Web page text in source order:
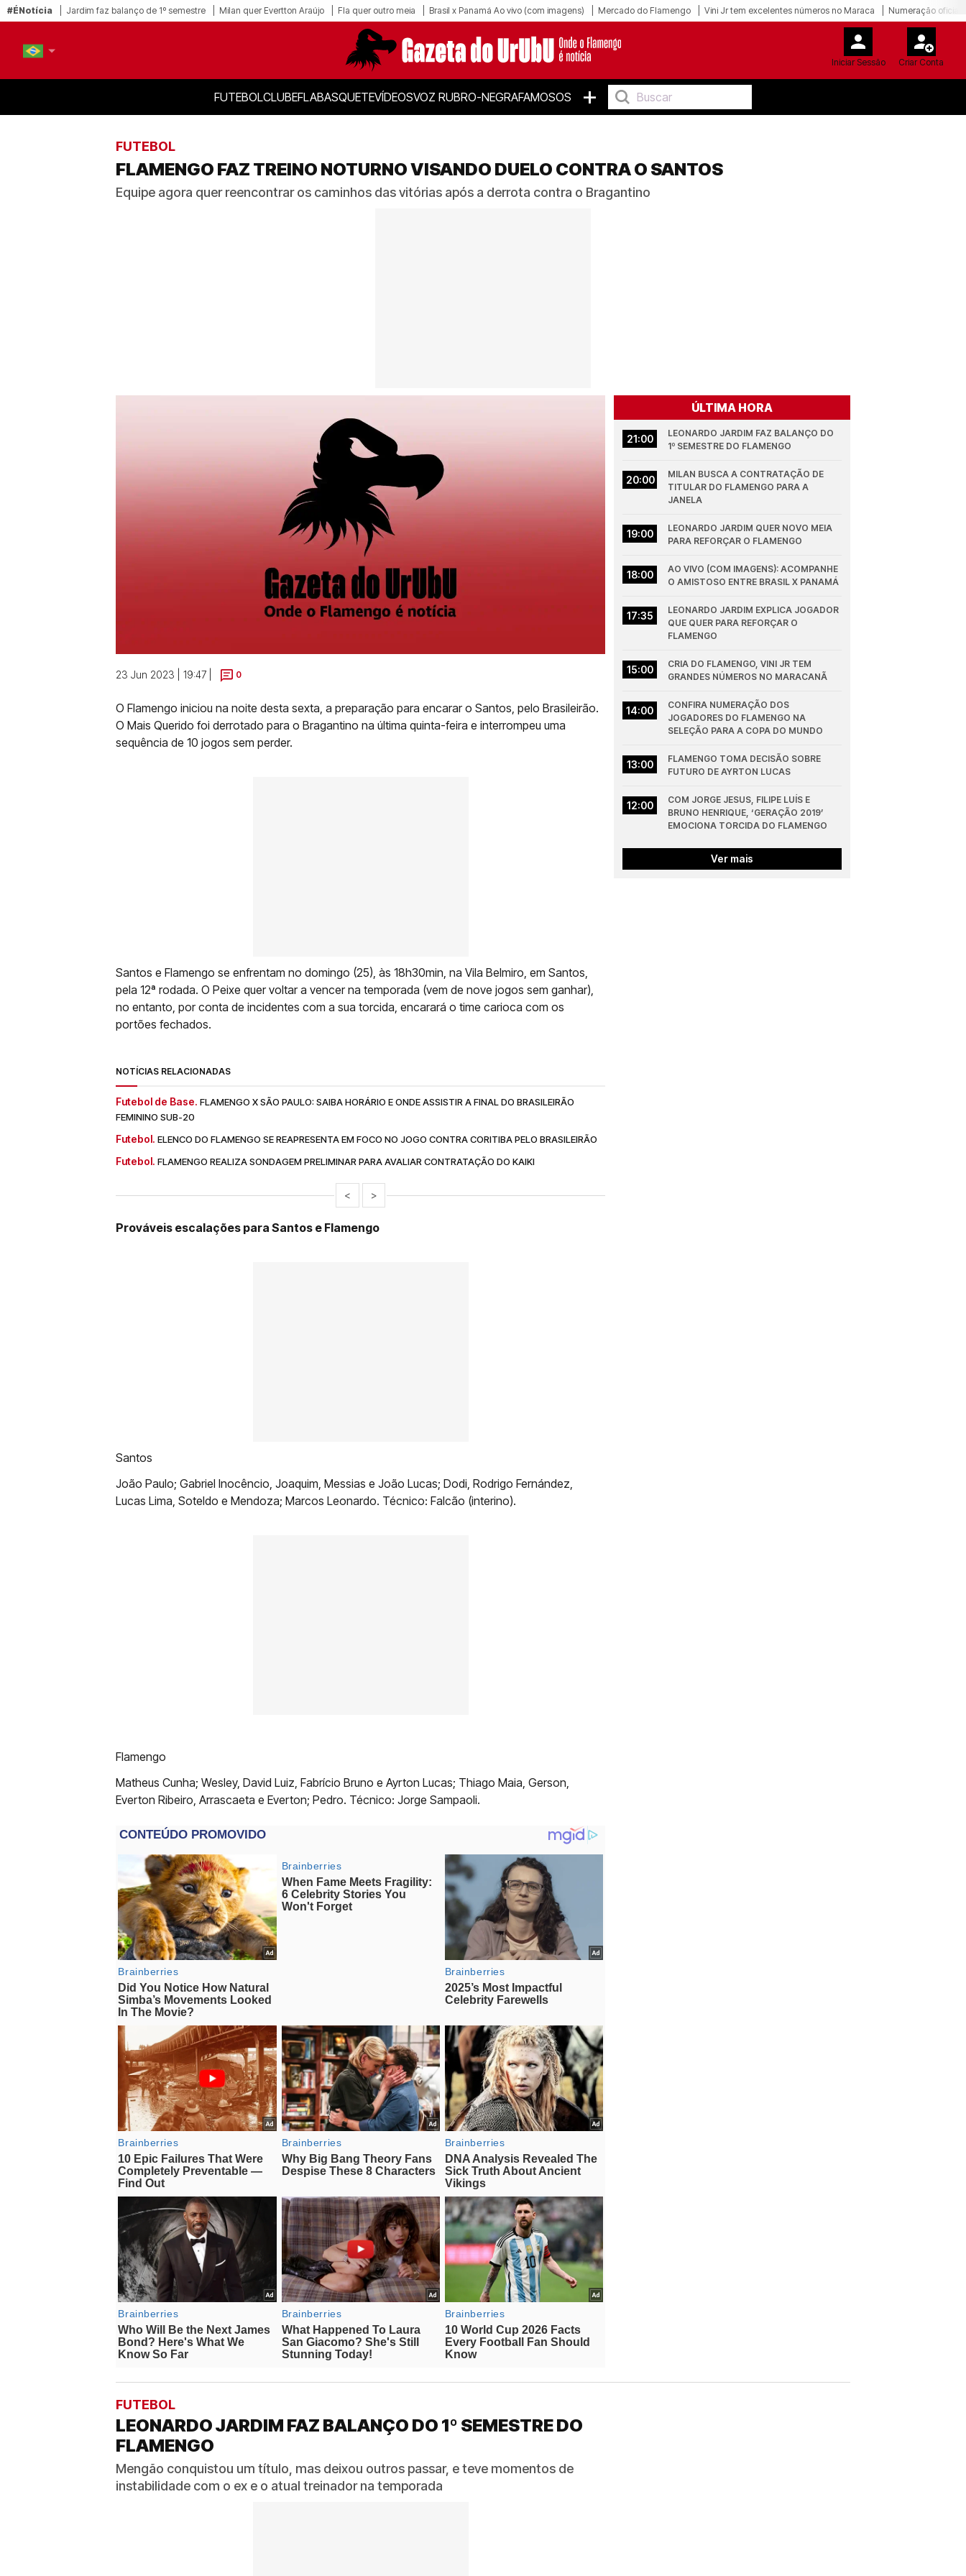
#ÉNotícia Jardim faz balanço de 1º semestre Milan quer Evertton Araújo Fla quer outro meia Brasil x Panamá Ao vivo (com imagens) Mercado do Flamengo Vini Jr tem excelentes números no Maraca Numeração oficial
Iniciar Sessão Criar Conta
FUTEBOLCLUBEFLABASQUETEVÍDEOSVOZ RUBRO-NEGRAFAMOSOS +
FUTEBOL
FLAMENGO FAZ TREINO NOTURNO VISANDO DUELO CONTRA O SANTOS
Equipe agora quer reencontrar os caminhos das vitórias após a derrota contra o Bragantino
23 Jun 2023 | 19:47 | 0
O Flamengo iniciou na noite desta sexta, a preparação para encarar o Santos, pelo Brasileirão.
O Mais Querido foi derrotado para o Bragantino na última quinta-feira e interrompeu uma
sequência de 10 jogos sem perder.
Santos e Flamengo se enfrentam no domingo (25), às 18h30min, na Vila Belmiro, em Santos,
pela 12ª rodada. O Peixe quer voltar a vencer na temporada (vem de nove jogos sem ganhar),
no entanto, por conta de incidentes com a sua torcida, encarará o time carioca com os
portões fechados.
NOTÍCIAS RELACIONADAS
Futebol de Base. FLAMENGO X SÃO PAULO: SAIBA HORÁRIO E ONDE ASSISTIR A FINAL DO BRASILEIRÃO
FEMININO SUB-20
Futebol. ELENCO DO FLAMENGO SE REAPRESENTA EM FOCO NO JOGO CONTRA CORITIBA PELO BRASILEIRÃO
Futebol. FLAMENGO REALIZA SONDAGEM PRELIMINAR PARA AVALIAR CONTRATAÇÃO DO KAIKI
< >
Prováveis escalações para Santos e Flamengo
Santos
João Paulo; Gabriel Inocêncio, Joaquim, Messias e João Lucas; Dodi, Rodrigo Fernández,
Lucas Lima, Soteldo e Mendoza; Marcos Leonardo. Técnico: Falcão (interino).
Flamengo
Matheus Cunha; Wesley, David Luiz, Fabrício Bruno e Ayrton Lucas; Thiago Maia, Gerson,
Everton Ribeiro, Arrascaeta e Everton; Pedro. Técnico: Jorge Sampaoli.
ÚLTIMA HORA
21:00
LEONARDO JARDIM FAZ BALANÇO DO
1º SEMESTRE DO FLAMENGO
20:00
MILAN BUSCA A CONTRATAÇÃO DE
TITULAR DO FLAMENGO PARA A
JANELA
19:00
LEONARDO JARDIM QUER NOVO MEIA
PARA REFORÇAR O FLAMENGO
18:00
AO VIVO (COM IMAGENS): ACOMPANHE
O AMISTOSO ENTRE BRASIL X PANAMÁ
17:35
LEONARDO JARDIM EXPLICA JOGADOR
QUE QUER PARA REFORÇAR O
FLAMENGO
15:00
CRIA DO FLAMENGO, VINI JR TEM
GRANDES NÚMEROS NO MARACANÃ
14:00
CONFIRA NUMERAÇÃO DOS
JOGADORES DO FLAMENGO NA
SELEÇÃO PARA A COPA DO MUNDO
13:00
FLAMENGO TOMA DECISÃO SOBRE
FUTURO DE AYRTON LUCAS
12:00
COM JORGE JESUS, FILIPE LUÍS E
BRUNO HENRIQUE, ‘GERAÇÃO 2019’
EMOCIONA TORCIDA DO FLAMENGO
Ver mais
FUTEBOL
LEONARDO JARDIM FAZ BALANÇO DO 1º SEMESTRE DO
FLAMENGO
Mengão conquistou um título, mas deixou outros passar, e teve momentos de
instabilidade com o ex e o atual treinador na temporada